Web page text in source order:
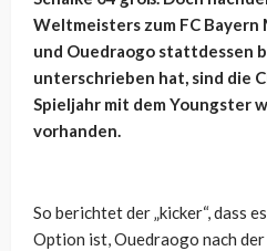
Weltmeisters zum FC
und Ouedraogo stattdessen
unterschrieben hat, sind die
Spieljahr mit dem Youngster
vorhanden.
So berichtet der „kicker“, dass
Option ist, Ouedraogo nach